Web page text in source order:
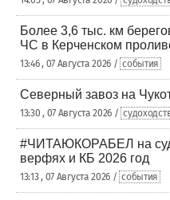
Более 3,6 тыс. км
ЧС в Керченском
13:46 , 07 Августа 2026 / события
Северный завоз на
13:30 , 07 Августа 2026 /
#ЧИТАЮКОРАБЕЛ на
верфях и КБ 2026 год
13:13 , 07 Августа 2026 / события